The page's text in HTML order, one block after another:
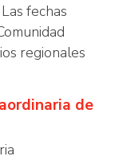
Las fechas
regionales
de